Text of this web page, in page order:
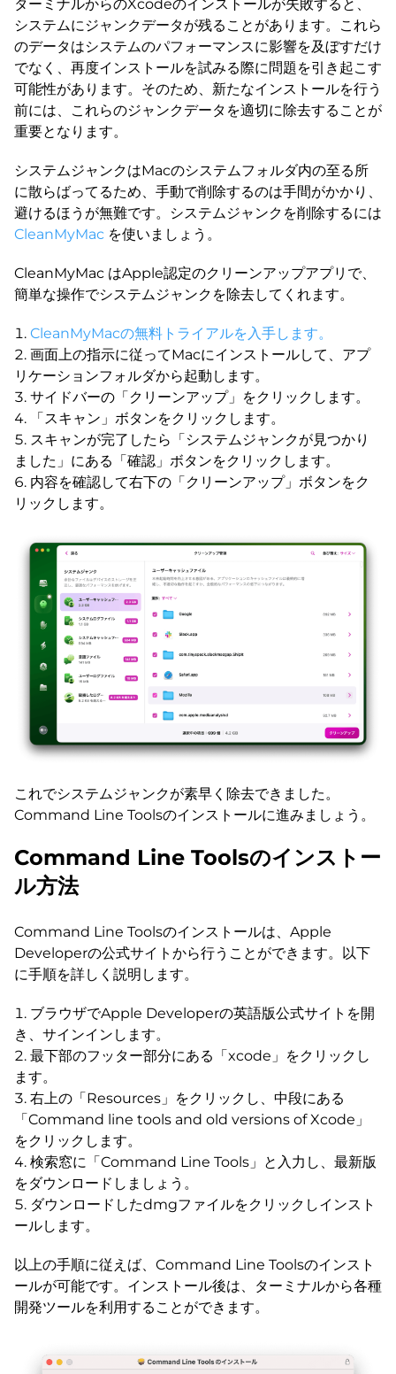
ターミナルからのXcodeのインストールが失敗すると、
システムにジャンクデータが残ることがあります。これら
のデータはシステムのパフォーマンスに影響を及ぼすだけ
でなく、再度インストールを試みる際に問題を引き起こす
可能性があります。そのため、新たなインストールを行う
前には、これらのジャンクデータを適切に除去することが
重要となります。
システムジャンクはMacのシステムフォルダ内の至る所
に散らばってるため、手動で削除するのは手間がかかり、
避けるほうが無難です。システムジャンクを削除するには
CleanMyMac を使いましょう。
CleanMyMac はApple認定のクリーンアップアプリで、
簡単な操作でシステムジャンクを除去してくれます。
CleanMyMacの無料トライアルを入手します。
画面上の指示に従ってMacにインストールして、アプ
リケーションフォルダから起動します。
サイドバーの「クリーンアップ」をクリックします。
「スキャン」ボタンをクリックします。
スキャンが完了したら「システムジャンクが見つかり
ました」にある「確認」ボタンをクリックします。
内容を確認して右下の「クリーンアップ」ボタンをク
リックします。
これでシステムジャンクが素早く除去できました。
Command Line Toolsのインストールに進みましょう。
Command Line Toolsのインストー
ル方法
Command Line Toolsのインストールは、Apple
Developerの公式サイトから行うことができます。以下
に手順を詳しく説明します。
ブラウザでApple Developerの英語版公式サイトを開
き、サインインします。
最下部のフッター部分にある「xcode」をクリックし
ます。
右上の「Resources」をクリックし、中段にある
「Command line tools and old versions of Xcode」
をクリックします。
検索窓に「Command Line Tools」と入力し、最新版
をダウンロードしましょう。
ダウンロードしたdmgファイルをクリックしインスト
ールします。
以上の手順に従えば、Command Line Toolsのインスト
ールが可能です。インストール後は、ターミナルから各種
開発ツールを利用することができます。